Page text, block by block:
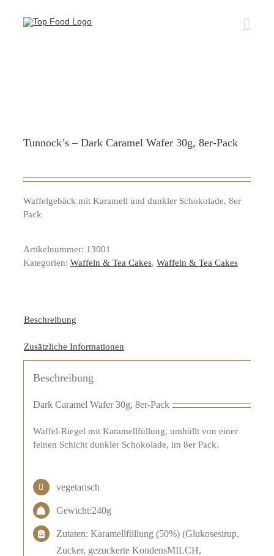
Inhalt
Tunnock’s – Dark Caramel Wafer 30g, 8er-Pack
Waffelgebäck mit Karamell und dunkler Schokolade, 8er
Pack
Artikelnummer: 13001
Kategorien: Waffeln & Tea Cakes, Waffeln & Tea Cakes
Beschreibung
Zusätzliche Informationen
Beschreibung
Dark Caramel Wafer 30g, 8er-Pack
Waffel-Riegel mit Karamellfüllung, umhüllt von einer
feinen Schicht dunkler Schokolade, im 8er Pack.
vegetarisch
Gewicht:240g
Zutaten: Karamellfüllung (50%) (Glukosesirup,
Zucker, gezuckerte KondensMILCH,